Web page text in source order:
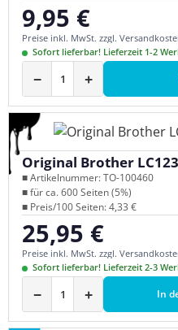
Regulärer Preis:
9,95 €
Preise inkl. MwSt. zzgl.
Sofort lieferbar! Lieferzeit 1-2
− +
Original Brother
■ Artikelnummer: TO-100460
■ für ca. 600 Seiten (5%)
■ Preis/100 Seiten: 4,33 €
Regulärer Preis:
25,95 €
Preise inkl. MwSt. zzgl.
Sofort lieferbar! Lieferzeit 2-3
− + In